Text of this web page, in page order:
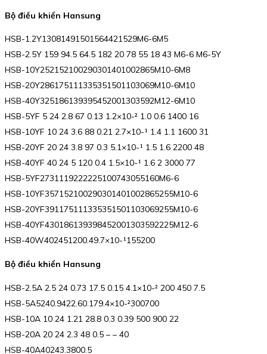
Bộ điều khiển Hansung
HSB-1.2Y13081491501564421529M6-6M5
HSB-2.5Y 159 94.5 64.5 182 20 78 55 18 43 M6-6 M6-5Y
HSB-10Y252152100290301401002865M10-6M8
HSB-20Y286175111335351501103069M10-6M10
HSB-40Y325186139395452001303592M12-6M10
HSB-5YF 5 24 2.8 67 0.13 1.2×10-² 1.0 0.6 1400 16
HSB-10YF 10 24 3.6 88 0.21 2.7×10-¹ 1.4 1.1 1600 31
HSB-20YF 20 24 3.8 97 0.3 5.1×10-¹ 1.5 1.6 2200 48
HSB-40YF 40 24 5 120 0.4 1.5×10-¹ 1.6 2 3000 77
HSB-5YF2731119222225100743055160M6-6
HSB-10YF357152100290301401002865255M10-6
HSB-20YF391175111335351501103069255M10-6
HSB-40YF430186139398452001303592225M12-6
HSB-40W402451200.49.7×10-¹155200
Bộ điều khiển Hansung
HSB-2.5A 2.5 24 0.73 17.5 0.15 4.1×10-² 200 450 7.5
HSB-5A5240.9422.60.179.4×10-²300700
HSB-10A 10 24 1.21 28.8 0.3 0.39 500 900 22
HSB-20A 20 24 2.3 48 0.5 – – 40
HSB-40A40243.3800.5